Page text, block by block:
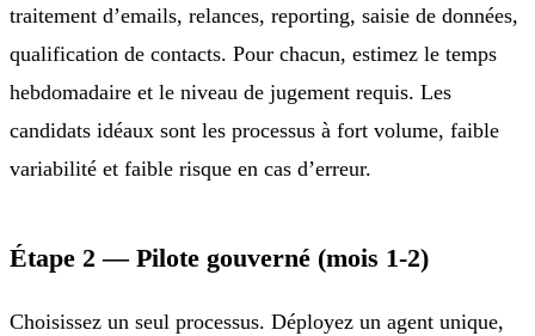
traitement d’emails, relances, reporting, saisie de données,
qualification de contacts. Pour chacun, estimez le temps
hebdomadaire et le niveau de jugement requis. Les
candidats idéaux sont les processus à fort volume, faible
variabilité et faible risque en cas d’erreur.
Étape 2 — Pilote gouverné (mois 1-2)
Choisissez un seul processus. Déployez un agent unique,